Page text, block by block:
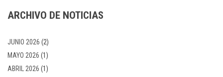
ARCHIVO DE NOTICIAS
JUNIO 2026 (2)
MAYO 2026 (1)
ABRIL 2026 (1)